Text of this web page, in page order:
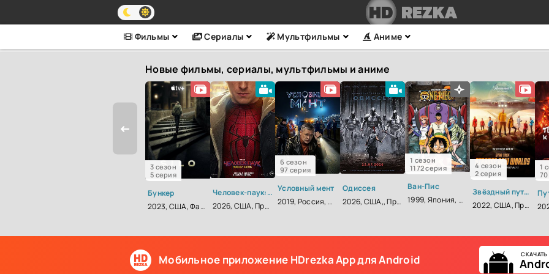
HDREZKA
Фильмы Сериалы Мультфильмы Аниме
Новые фильмы, сериалы, мультфильмы и аниме
3 сезон
5 серия
Бункер
2023, США, Фантастика, Триллер, Драма
Человек-паук: Новый день
2026, США, Приключения, Фантастика, Фэнтези, Боевик
6 сезон
97 серия
Условный мент
2019, Россия, Детектив
Одиссея
2026, США,, Приключения, Фэнтези, Боевик
1 сезон
1172 серия
Ван-Пис
1999, Япония, Приключения, Фэнтези, Комедия, Боевик, Зарубежный, Мелодрама, Драма
4 сезон
2 серия
Звёздный путь: Странные новые миры
2022, США, Приключения, Фантастика, Боевик
1
Мобильное приложение HDrezka App для Android СКАЧАТЬ